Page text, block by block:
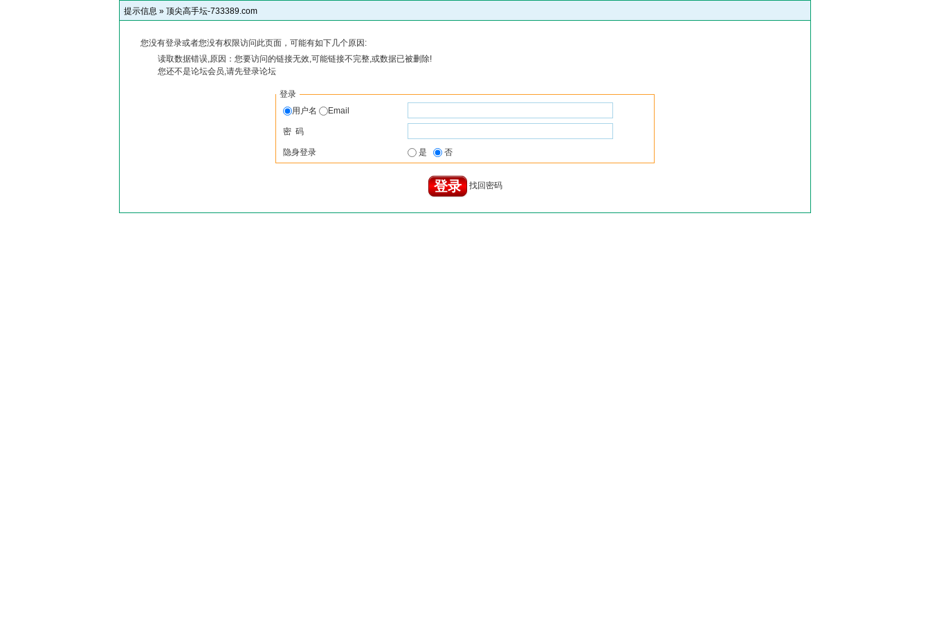
提示信息 » 顶尖高手坛-733389.com
您没有登录或者您没有权限访问此页面，可能有如下几个原因:
读取数据错误,原因：您要访问的链接无效,可能链接不完整,或数据已被删除!
您还不是论坛会员,请先登录论坛
登录
用户名
Email
密 码
隐身登录 是 否
找回密码